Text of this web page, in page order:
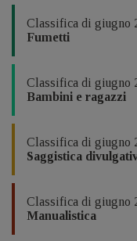
Classifica di giugno
Fumetti
Classifica di giugno
Bambini e ragazzi
Classifica di giugno
Saggistica
Classifica di giugno
Manualistica